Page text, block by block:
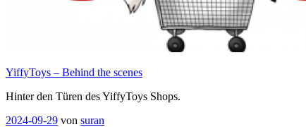
YiffyToys – Behind the scenes
Hinter den Türen des YiffyToys Shops.
Veröffentlicht
2024-09-29 von suran